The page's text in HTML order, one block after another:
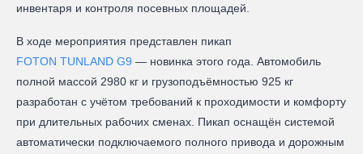
инвентаря и контроля посевных площадей.
В ходе мероприятия представлен пикап
FOTON TUNLAND G9 — новинка этого года. Автомобиль
полной массой 2980 кг и грузоподъёмностью 925 кг
разработан с учётом требований к проходимости и комфорту
при длительных рабочих сменах. Пикап оснащён системой
автоматически подключаемого полного привода и дорожным